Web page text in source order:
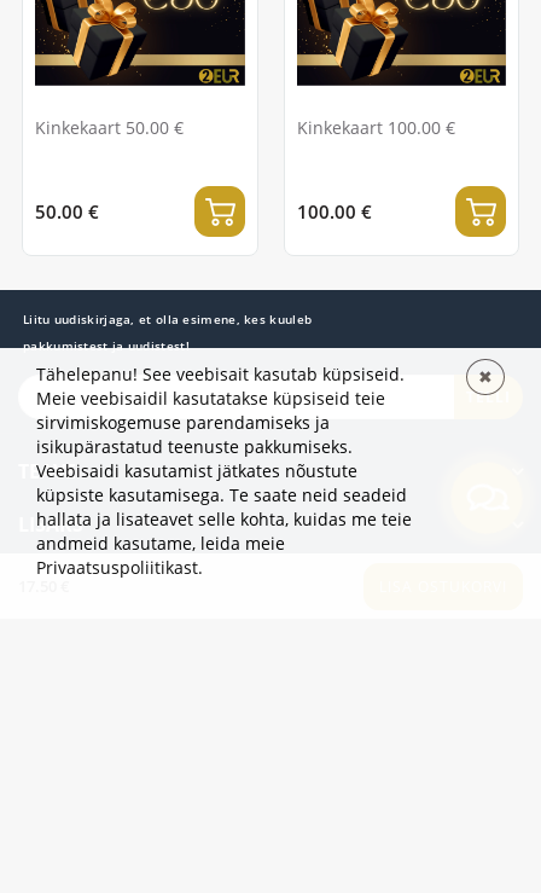
Kinkekaart 50.00 €
50.00 €
Kinkekaart 100.00 €
100.00 €
Liitu uudiskirjaga, et olla esimene, kes kuuleb
pakkumistest ja uudistest!
TELLI
TEAVE
LISAKS
KATEGOORIAD
Tähelepanu! See veebisait kasutab küpsiseid.
Meie veebisaidil kasutatakse küpsiseid teie
sirvimiskogemuse parendamiseks ja
isikupärastatud teenuste pakkumiseks.
Veebisaidi kasutamist jätkates nõustute
küpsiste kasutamisega. Te saate neid seadeid
hallata ja lisateavet selle kohta, kuidas me teie
andmeid kasutame, leida meie
Privaatsuspoliitikast.
✖